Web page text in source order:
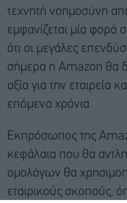
τεχνητή νοημοσύνη
εμφανίζεται μία φορά
ότι οι μεγάλες
σήμερα η Amazon θα
αξία για την εταιρεία
επόμενα χρόνια.
Εκπρόσωπος της
κεφάλαια που θα
ομολόγων θα
εταιρικούς σκοπούς,